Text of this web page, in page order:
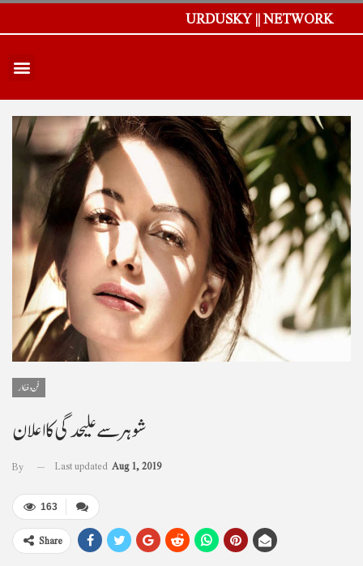
URDUSKY || NETWORK
فن و فنکار
شوہر سے علیحدگی کا اعلان
By Last updated Aug 1, 2019
163
Share